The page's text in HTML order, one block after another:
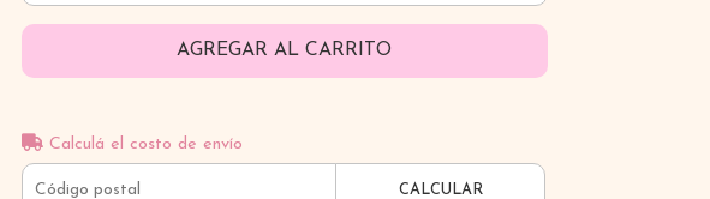
AGREGAR AL CARRITO
Calculá el costo de envío
CALCULAR